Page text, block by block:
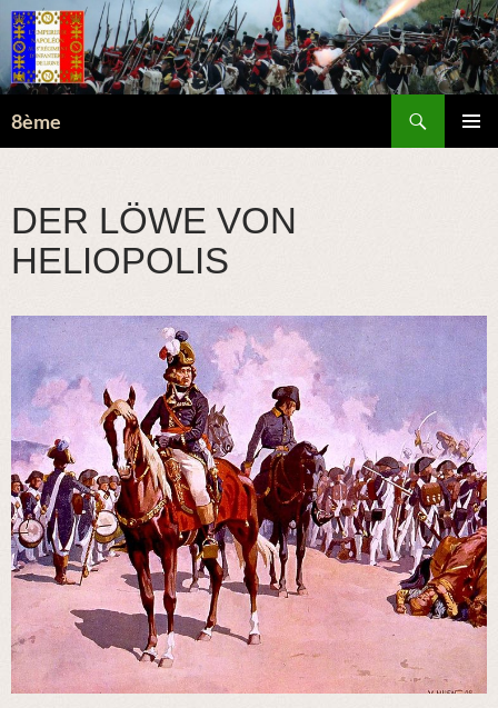
8ème
DER LÖWE VON
HELIOPOLIS